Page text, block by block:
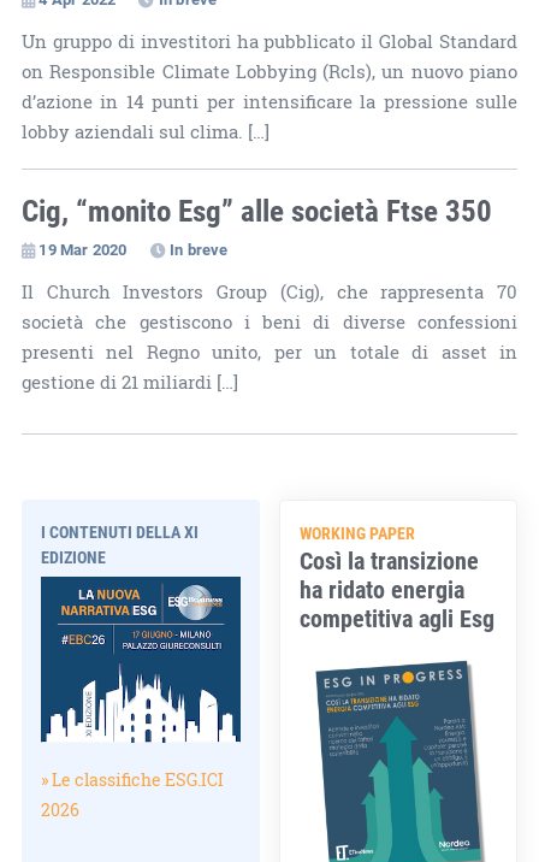
Un gruppo di investitori ha pubblicato il Global Standard
on Responsible Climate Lobbying (Rcls), un nuovo piano
d’azione in 14 punti per intensificare la pressione sulle
lobby aziendali sul clima. […]
Cig, “monito Esg” alle società Ftse 350
19 Mar 2020 In breve
Il Church Investors Group (Cig), che rappresenta 70
società che gestiscono i beni di diverse confessioni
presenti nel Regno unito, per un totale di asset in
gestione di 21 miliardi […]
I CONTENUTI DELLA XI
EDIZIONE
» Le classifiche ESG.ICI
2026
WORKING PAPER
Così la transizione
ha ridato energia
competitiva agli Esg